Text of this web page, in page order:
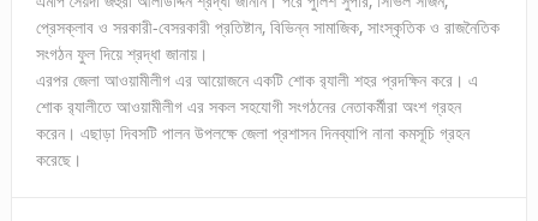
প্রেসক্লাব ও সরকারী-বেসরকারী প্রতিষ্টান, বিভিন্ন সামাজিক, সাংস্কৃতিক ও রাজনৈতিক
সংগঠন ফুল দিয়ে শ্রদ্ধা জানায়।
এরপর জেলা আওয়ামীলীগ এর আয়োজনে একটি শোক র‌্যালী শহর প্রদক্ষিন করে। এ
শোক র‌্যালীতে আওয়ামীলীগ এর সকল সহযোগী সংগঠনের নেতাকর্মীরা অংশ গ্রহন
করেন। এছাড়া দিবসটি পালন উপলক্ষে জেলা প্রশাসন দিনব্যাপি নানা কমসূচি গ্রহন
করেছে।